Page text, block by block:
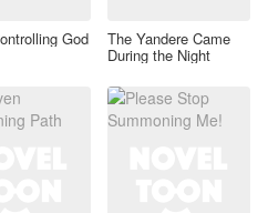
God The Yandere Came
During the Night